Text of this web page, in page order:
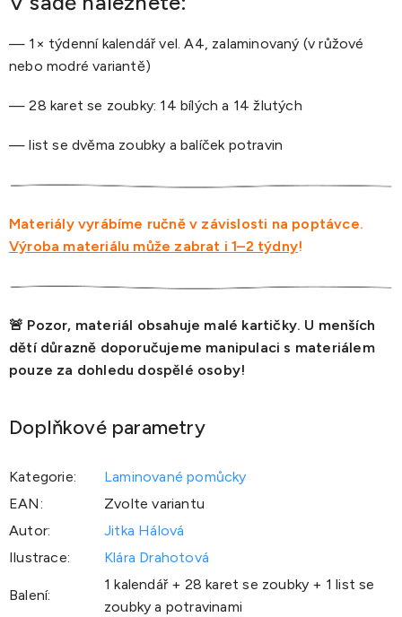
— 1× týdenní kalendář vel. A4, zalaminovaný (v růžové
nebo modré variantě)
— 28 karet se zoubky: 14 bílých a 14 žlutých
— list se dvěma zoubky a balíček potravin
Materiály vyrábíme ručně v závislosti na poptávce.
Výroba materiálu může zabrat i 1–2 týdny!
🚨 Pozor, materiál obsahuje malé kartičky. U menších
dětí důrazně doporučujeme manipulaci s materiálem
pouze za dohledu dospělé osoby!
Doplňkové parametry
Kategorie:
Laminované pomůcky
EAN:
Zvolte variantu
Autor:
Jitka Hálová
Ilustrace: Klára Drahotová
Balení:
1 kalendář + 28 karet se zoubky + 1 list se
zoubky a potravinami